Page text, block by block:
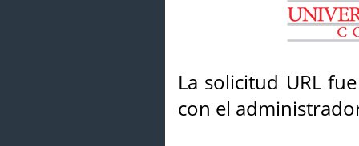
La solicitud URL
con el